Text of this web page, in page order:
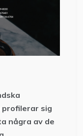
profilerar sig
några av de